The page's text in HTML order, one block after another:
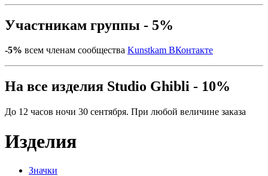
Участникам группы - 5%
-5% всем членам сообщества Kunstkam ВКонтакте
На все изделия Studio Ghibli - 10%
До 12 часов ночи 30 сентября. При любой величине заказа
Изделия
Значки